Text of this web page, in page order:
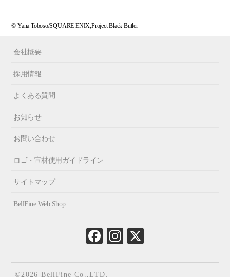
© Yana Toboso/SQUARE ENIX,Project Black Butler
会社概要
採用情報
よくある質問
お知らせ
お問い合わせ
ロゴ・宣材使用ガイドライン
サイトマップ
BellFine Web Shop
Fa
ce
ok
In
st
©2026 BellFine Co.,LTD.